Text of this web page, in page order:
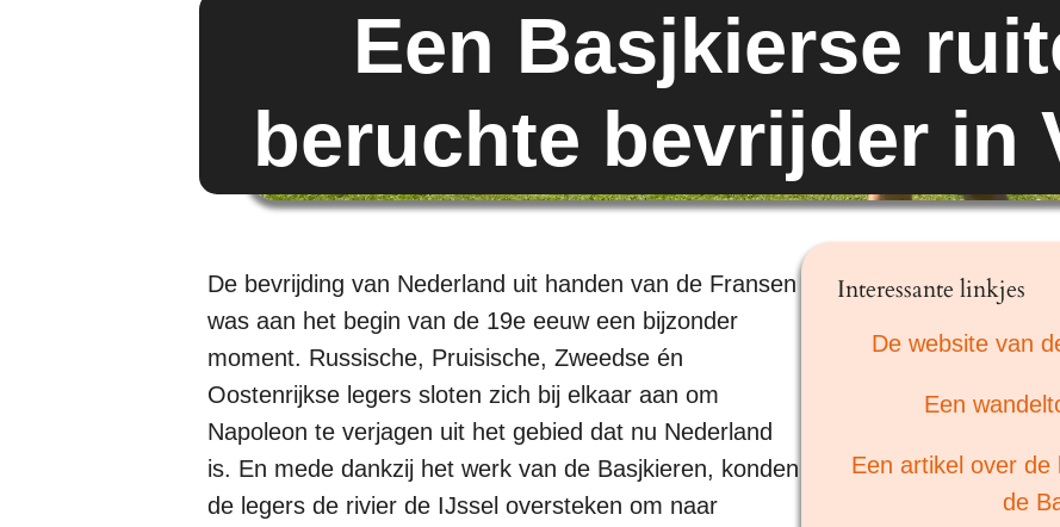
Een Basjkierse
beruchte bevrijder in
De bevrijding van Nederland uit handen van de Fransen
was aan het begin van de 19e eeuw een bijzonder
moment. Russische, Pruisische, Zweedse én
Oostenrijkse legers sloten zich bij elkaar aan om
Napoleon te verjagen uit het gebied dat nu Nederland
is. En mede dankzij het werk van de Basjkieren, konden
de legers de rivier de IJssel oversteken om naar
Interessante linkjes
De website van
Een
Een artikel over de
de